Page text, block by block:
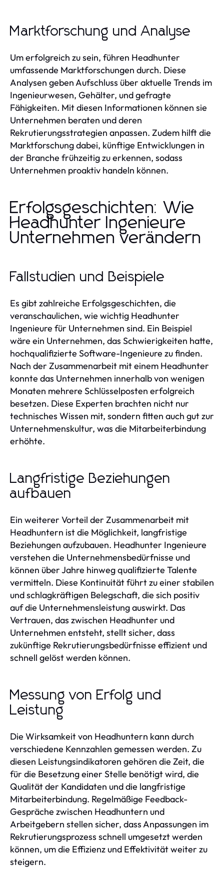
Marktforschung und Analyse
Um erfolgreich zu sein, führen Headhunter
umfassende Marktforschungen durch. Diese
Analysen geben Aufschluss über aktuelle Trends im
Ingenieurwesen, Gehälter, und gefragte
Fähigkeiten. Mit diesen Informationen können sie
Unternehmen beraten und deren
Rekrutierungsstrategien anpassen. Zudem hilft die
Marktforschung dabei, künftige Entwicklungen in
der Branche frühzeitig zu erkennen, sodass
Unternehmen proaktiv handeln können.
Erfolgsgeschichten: Wie
Headhunter Ingenieure
Unternehmen verändern
Fallstudien und Beispiele
Es gibt zahlreiche Erfolgsgeschichten, die
veranschaulichen, wie wichtig Headhunter
Ingenieure für Unternehmen sind. Ein Beispiel
wäre ein Unternehmen, das Schwierigkeiten hatte,
hochqualifizierte Software-Ingenieure zu finden.
Nach der Zusammenarbeit mit einem Headhunter
konnte das Unternehmen innerhalb von wenigen
Monaten mehrere Schlüsselposten erfolgreich
besetzen. Diese Experten brachten nicht nur
technisches Wissen mit, sondern fitten auch gut zur
Unternehmenskultur, was die Mitarbeiterbindung
erhöhte.
Langfristige Beziehungen
aufbauen
Ein weiterer Vorteil der Zusammenarbeit mit
Headhuntern ist die Möglichkeit, langfristige
Beziehungen aufzubauen. Headhunter Ingenieure
verstehen die Unternehmensbedürfnisse und
können über Jahre hinweg qualifizierte Talente
vermitteln. Diese Kontinuität führt zu einer stabilen
und schlagkräftigen Belegschaft, die sich positiv
auf die Unternehmensleistung auswirkt. Das
Vertrauen, das zwischen Headhunter und
Unternehmen entsteht, stellt sicher, dass
zukünftige Rekrutierungsbedürfnisse effizient und
schnell gelöst werden können.
Messung von Erfolg und
Leistung
Die Wirksamkeit von Headhuntern kann durch
verschiedene Kennzahlen gemessen werden. Zu
diesen Leistungsindikatoren gehören die Zeit, die
für die Besetzung einer Stelle benötigt wird, die
Qualität der Kandidaten und die langfristige
Mitarbeiterbindung. Regelmäßige Feedback-
Gespräche zwischen Headhuntern und
Arbeitgebern stellen sicher, dass Anpassungen im
Rekrutierungsprozess schnell umgesetzt werden
können, um die Effizienz und Effektivität weiter zu
steigern.